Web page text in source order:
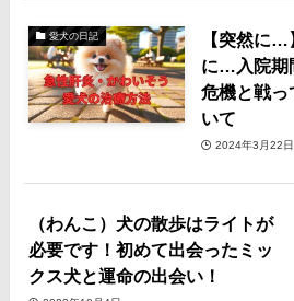
愛犬の日記
【突然に
に…入院期
危機と戦っ
いて
2024年3月22日
（わんこ）犬の散歩はライトが
必要です！初めて出会ったミッ
クス犬と運命の出会い！